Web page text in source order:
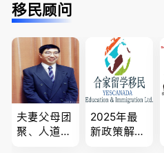
移民顾问
夫妻父母团
聚、人道移
2025年最
新政策解